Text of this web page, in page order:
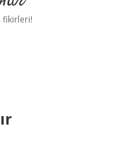
fikirleri!